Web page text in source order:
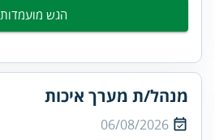
הגש מועמדות
מנהל/ת מערך איכות
06/08/2026